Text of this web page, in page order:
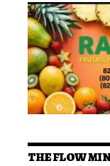
THE FLOW